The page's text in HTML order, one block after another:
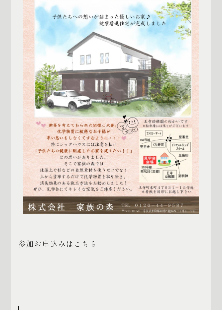
参加お申込みはこちら